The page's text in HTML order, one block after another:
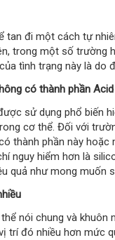
tan đi một cách tự
trong một số trường
tình trạng này là do
có thành phần
sử dụng phổ biến
cơ thể. Đối với
thành phần này
nguy hiểm hơn là
quả như mong muốn
nói chung và
trí đó nhiều hơn mức